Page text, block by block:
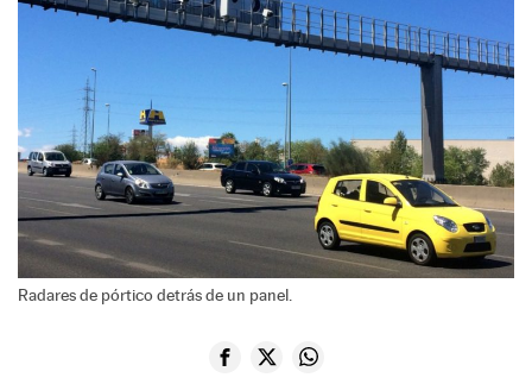
Radares de pórtico detrás de un panel.